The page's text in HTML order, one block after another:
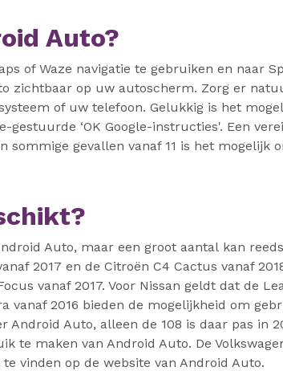
Auto?
of Waze navigatie te gebruiken en naar
zichtbaar op uw autoscherm. Zorg er
of uw telefoon. Gelukkig is het
gestuurde ‘OK Google-instructies'. Een
sommige gevallen vanaf 11 is het
Auto, maar een groot aantal kan
2017 en de Citroën C4 Cactus vanaf
vanaf 2017. Voor Nissan geldt dat de
vanaf 2016 bieden de mogelijkheid om
Android Auto, alleen de 108 is daar pas in
te maken van Android Auto. De
vinden op de website van Android Auto.